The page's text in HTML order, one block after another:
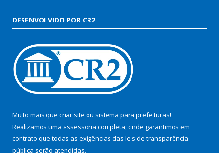
DESENVOLVIDO POR CR2
Muito mais que criar site ou sistema para prefeituras!
Realizamos uma assessoria completa, onde garantimos em
contrato que todas as exigências das leis de transparência
pública serão atendidas.